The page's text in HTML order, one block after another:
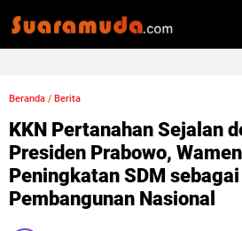
Beranda / Berita
KKN Pertanahan Sejalan
Presiden Prabowo,
Peningkatan SDM
Pembangunan Nasional